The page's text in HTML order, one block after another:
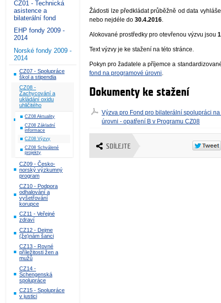
CZ01 - Technická
asistence a
bilaterální fond
EHP fondy 2009 -
2014
Norské fondy 2009 -
2014
CZ07 - Spolupráce
škol a stipendia
CZ08 -
Zachycování a
ukládání oxidu
uhličitého
CZ08 Aktuality
CZ08 Základní
informace
CZ08 Výzvy
CZ08 Schválené
projekty
CZ09 - Česko-
norský výzkumný
program
CZ10 - Podpora
odhalování a
vyšetřování
korupce
CZ11 - Veřejné
zdraví
CZ12 - Dejme
(že)nám šanci
CZ13 - Rovné
příležitosti žen a
mužů
CZ14 -
Schengenská
spolupráce
CZ15 - Spolupráce
v justici
Žádosti lze předkládat průběžně od data
nebo nejdéle do30.4.2016.
Alokované prostředky pro otevřenou výzvu jsou
Text výzvy je ke stažení na této stránce.
Pokyn pro žadatele a příjemce a
fond na programové úrovni.
Dokumenty ke stažení
Výzva pro Fond pro bilaterální spolupráci
úrovni - opatření B v Programu CZ08
SDÍLEJTE